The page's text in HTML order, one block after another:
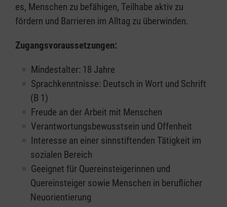
es, Menschen zu befähigen, Teilhabe aktiv zu
fördern und Barrieren im Alltag zu überwinden.
Zugangsvoraussetzungen:
Mindestalter: 18 Jahre
Sprachkenntnisse: Deutsch in Wort und Schrift
(B 1)
Freude an der Arbeit mit Menschen
Verantwortungsbewusstsein und Offenheit
Interesse an einer sinnstiftenden Tätigkeit im
sozialen Bereich
Geeignet für Quereinsteigerinnen und
Quereinsteiger sowie Menschen in beruflicher
Neuorientierung